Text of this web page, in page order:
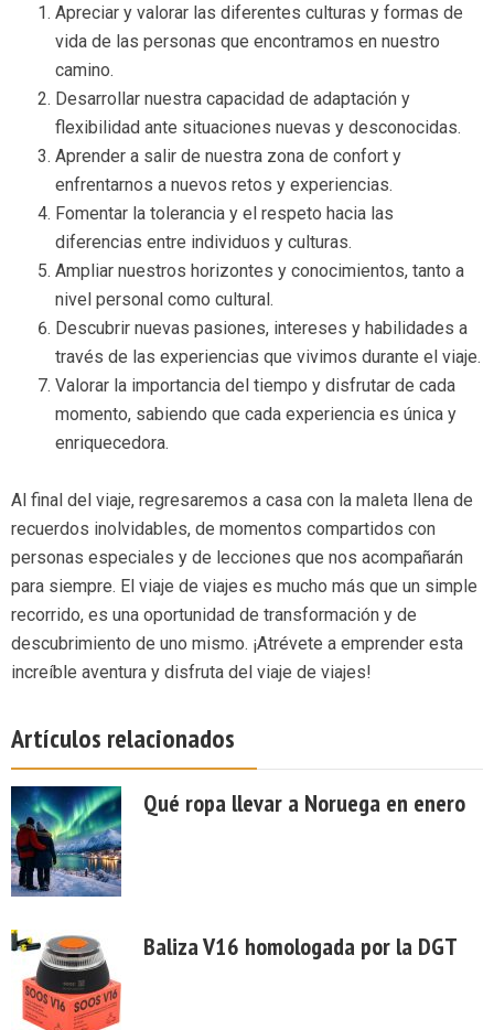
Apreciar y valorar las diferentes culturas y formas de
vida de las personas que encontramos en nuestro
camino.
Desarrollar nuestra capacidad de adaptación y
flexibilidad ante situaciones nuevas y desconocidas.
Aprender a salir de nuestra zona de confort y
enfrentarnos a nuevos retos y experiencias.
Fomentar la tolerancia y el respeto hacia las
diferencias entre individuos y culturas.
Ampliar nuestros horizontes y conocimientos, tanto a
nivel personal como cultural.
Descubrir nuevas pasiones, intereses y habilidades a
través de las experiencias que vivimos durante el viaje.
Valorar la importancia del tiempo y disfrutar de cada
momento, sabiendo que cada experiencia es única y
enriquecedora.
Al final del viaje, regresaremos a casa con la maleta llena de
recuerdos inolvidables, de momentos compartidos con
personas especiales y de lecciones que nos acompañarán
para siempre. El viaje de viajes es mucho más que un simple
recorrido, es una oportunidad de transformación y de
descubrimiento de uno mismo. ¡Atrévete a emprender esta
increíble aventura y disfruta del viaje de viajes!
Artículos relacionados
Qué ropa llevar a Noruega en enero
Baliza V16 homologada por la DGT